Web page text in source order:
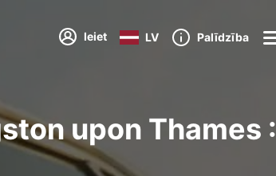
Ieiet LV Palīdzība
upon Thames :